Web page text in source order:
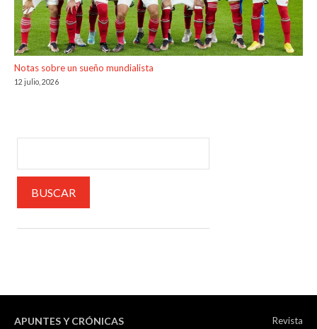
Notas sobre un sueño mundialista
12 julio, 2026
APUNTES Y CRÓNICAS Revista